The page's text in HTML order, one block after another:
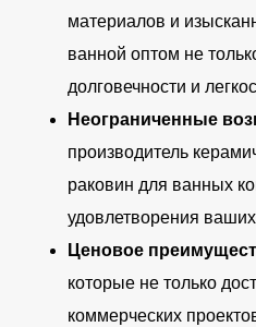
материалов и
ванной оптом не
долговечности и
Неограниченные
производитель
раковин для ванных
удовлетворения
Ценовое
которые не только
коммерческих